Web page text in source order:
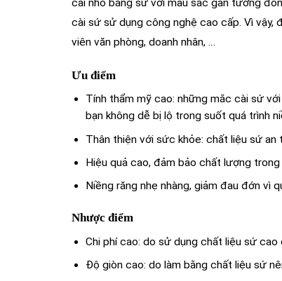
cài sứ sử dụng công nghệ cao cấp. Vì vậy,
viên văn phòng, doanh nhân, …
Ưu điểm
Tính thẩm mỹ cao: những mắc cài sứ
bạn không dễ bị lộ trong suốt quá trình
Thân thiện với sức khỏe: chất liệu sứ an
Hiệu quả cao, đảm bảo chất lượng trong
Niềng răng nhẹ nhàng, giảm đau đớn vì
Nhược điểm
Chi phí cao: do sử dụng chất liệu sứ
Độ giòn cao: do làm bằng chất liệu sứ